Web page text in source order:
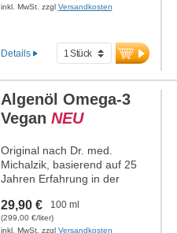
inkl. MwSt. zzgl Versandkosten
Details
Algenöl Omega-3
Vegan NEU
Original nach Dr. med.
Michalzik, basierend auf 25
Jahren Erfahrung in der
Naturstoffe. 1.056 – 1.584 mg
hochreines Omega-3-Algenöl
29,90 € 100 ml
(299,00 €/liter)
inkl. MwSt. zzgl Versandkosten